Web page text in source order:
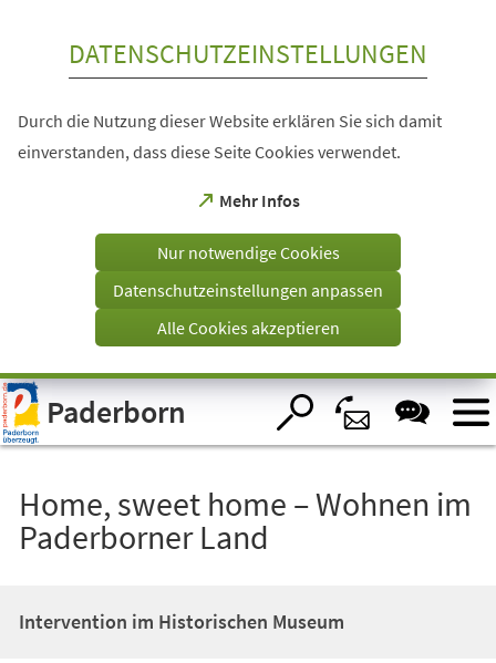
Visuelle
Assistenzsoftware
öffnen.
DATENSCHUTZEINSTELLUNGEN
Durch die Nutzung dieser Website erklären Sie sich damit
einverstanden, dass diese Seite Cookies verwendet.
Mehr Infos
(Öffnet
einem
Tab)
Nur notwendige Cookies
Datenschutzeinstellungen anpassen
Alle Cookies akzeptieren
Paderborn
Home, sweet home – Wohnen im
Paderborner Land
Intervention im Historischen Museum